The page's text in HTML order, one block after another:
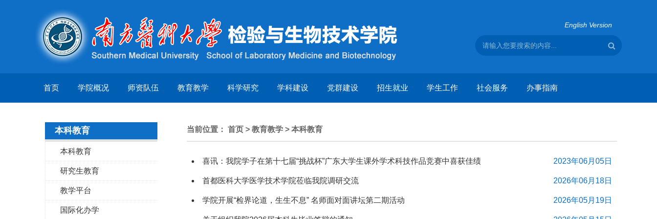
English Version
首页 学院概况 师资队伍 教育教学 科学研究 学科建设 党群建设 招生就业 学生工作 社会服务 办事指南
本科教育
本科教育
研究生教育
教学平台
国际化办学
当前位置： 首页 > 教育教学 > 本科教育
喜讯：我院学子在第十七届“挑战杯”广东大学生课外学术科技作品竞赛中喜获佳绩 2023年06月05日
首都医科大学医学技术学院莅临我院调研交流 2026年06月18日
学院开展“检界论道，生生不息” 名师面对面讲坛第二期活动 2026年05月19日